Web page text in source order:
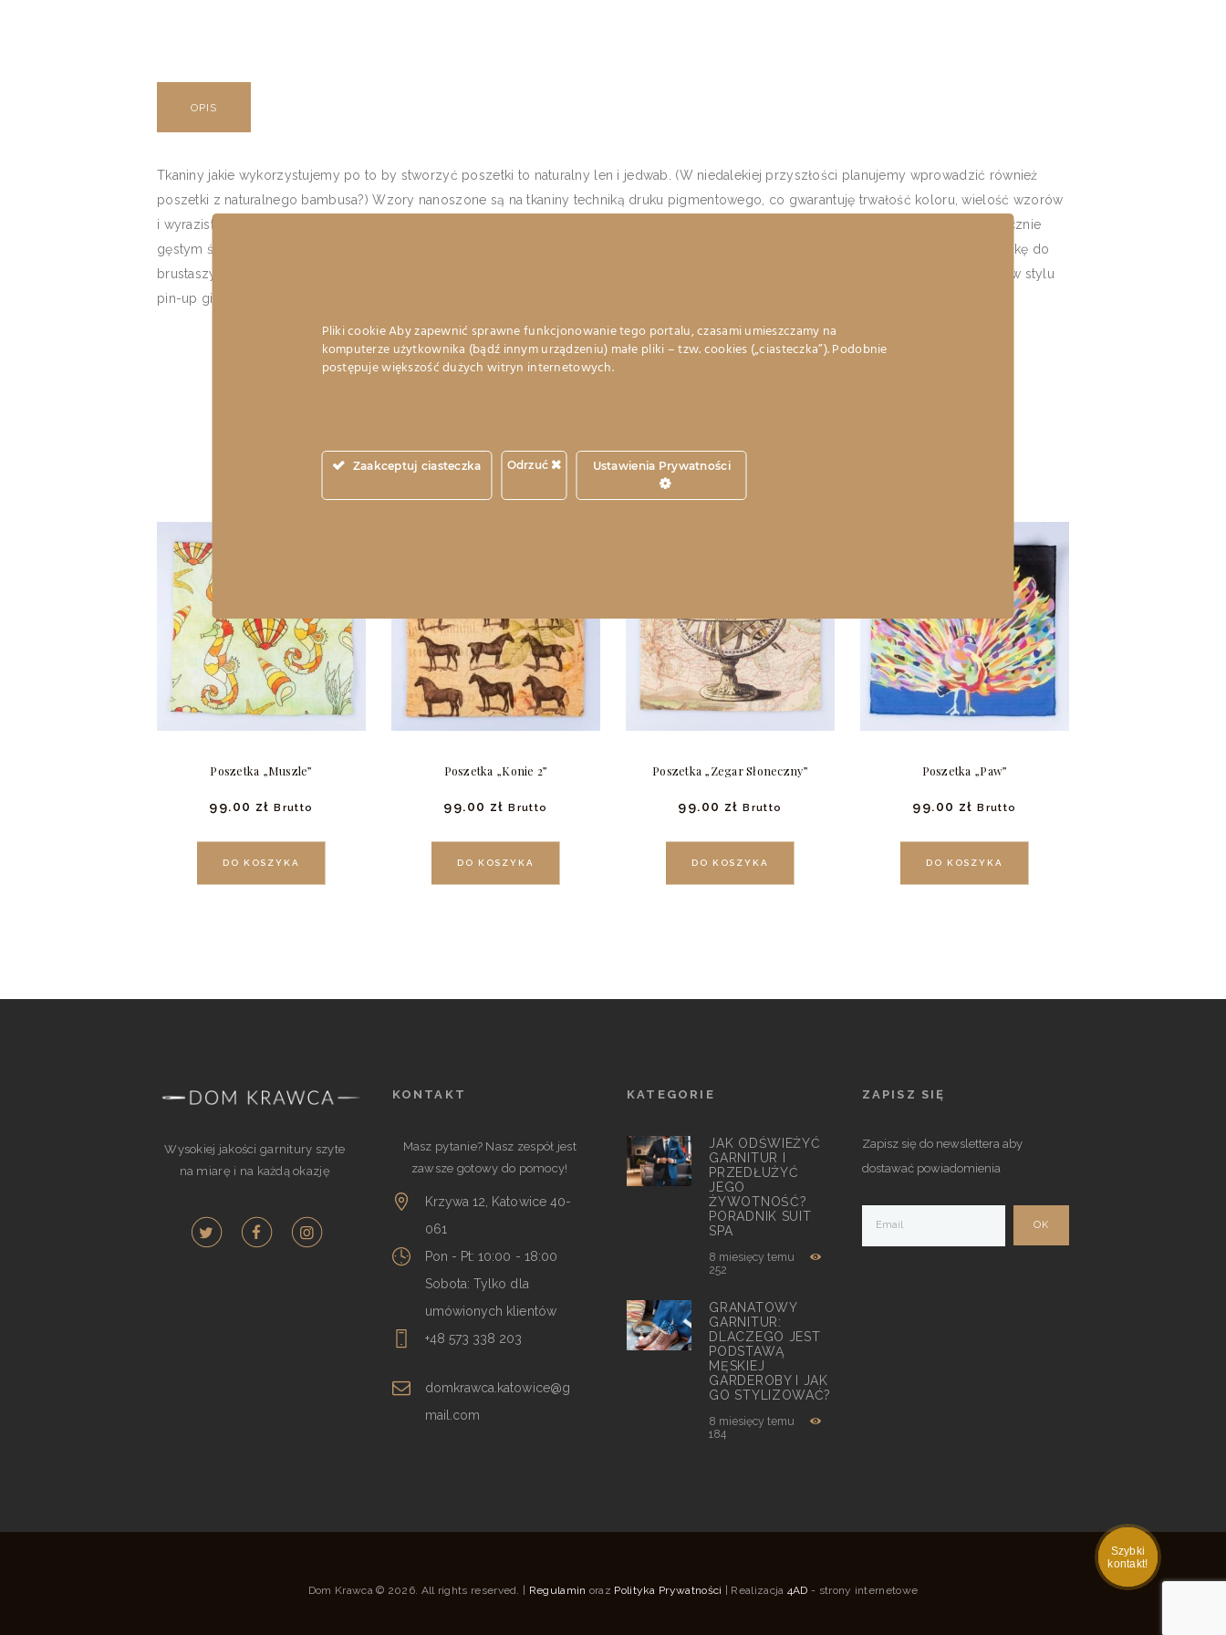
OPIS
Tkaniny jakie wykorzystujemy po to by stworzyć poszetki to naturalny len i jedwab. (W niedalekiej przyszłości planujemy wprowadzić również
poszetki z naturalnego bambusa?) Wzory nanoszone są na tkaniny techniką druku pigmentowego, co gwarantuję trwałość koloru, wielość wzorów
i wyrazistość detali. Dbając o wysoki standard wykończenia, nie obszywamy krawędzi poszetki maszynowo. Każdy brzeg wykańczamy ręcznie
gęstym ściegiem krytym- łapiącym, dzięki temu będzie się ona prezentować doskonale, niezależnie od tego którą stroną włożymy poszetkę do
brustaszy. Wśród naszych wzorów odnajdziesz motywy roślinne, zwierzęce, pejzaże, retro, herby rodowe, desenie myśliwskie oraz serie w stylu
pin-up girl i wiele wiele innych. (Ponad to możesz sam zaprojektować i wydrukować swoją poszetkę marzeń?)
PODOBNE PRODUKTY
Poszetka „Muszle”
99.00 zł Brutto
DO KOSZYKA
Poszetka „Konie 2”
99.00 zł Brutto
DO KOSZYKA
Poszetka „Zegar Słoneczny”
99.00 zł Brutto
DO KOSZYKA
Poszetka „Paw”
99.00 zł Brutto
DO KOSZYKA
Wysokiej jakości garnitury szyte
na miarę i na każdą okazję
KONTAKT
Masz pytanie? Nasz zespół jest
zawsze gotowy do pomocy!
Krzywa 12, Katowice 40-
061
Pon - Pt: 10:00 - 18:00
Sobota: Tylko dla
umówionych klientów
+48 573 338 203
domkrawca.katowice@g
mail.com
KATEGORIE
JAK ODŚWIEŻYĆ
GARNITUR I
PRZEDŁUŻYĆ
JEGO
ŻYWOTNOŚĆ?
PORADNIK SUIT
SPA
8 miesięcy temu
252
GRANATOWY
GARNITUR:
DLACZEGO JEST
PODSTAWĄ
MĘSKIEJ
GARDEROBY I JAK
GO STYLIZOWAĆ?
8 miesięcy temu
184
ZAPISZ SIĘ
Zapisz się do newslettera aby
dostawać powiadomienia
Dom Krawca © 2026. All rights reserved. | Regulamin oraz Polityka Prywatności | Realizacja 4AD - strony internetowe
Szybki
kontakt!
Pliki cookie Aby zapewnić sprawne funkcjonowanie tego portalu, czasami umieszczamy na
komputerze użytkownika (bądź innym urządzeniu) małe pliki – tzw. cookies („ciasteczka”). Podobnie
postępuje większość dużych witryn internetowych.
Zaakceptuj ciasteczka Odrzuć Ustawienia Prywatności